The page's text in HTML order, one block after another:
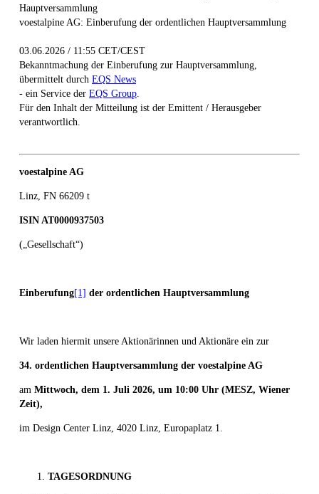
Hauptversammlung
voestalpine AG: Einberufung der ordentlichen Hauptversammlung
03.06.2026 / 11:55 CET/CEST
Bekanntmachung der Einberufung zur Hauptversammlung,
übermittelt durch EQS News
- ein Service der EQS Group
Für den Inhalt der Mitteilung ist der Emittent / Herausgeber
verantwortlich.
voestalpine AG
Linz, FN 66209 t
ISIN AT0000937503
(„Gesellschaft“)
Einberufung[1] der ordentlichen Hauptversammlung
Wir laden hiermit unsere Aktionärinnen und Aktionäre ein zur
34. ordentlichen Hauptversammlung der voestalpine AG
am Mittwoch, dem 1. Juli 2026, um 10:00 Uhr (MESZ, Wiener
Zeit),
im Design Center Linz, 4020 Linz, Europaplatz 1.
TAGESORDNUNG